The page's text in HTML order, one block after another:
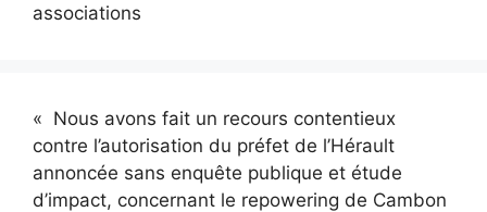
associations
« Nous avons fait un recours contentieux
contre l’autorisation du préfet de l’Hérault
annoncée sans enquête publique et étude
d’impact, concernant le repowering de Cambon